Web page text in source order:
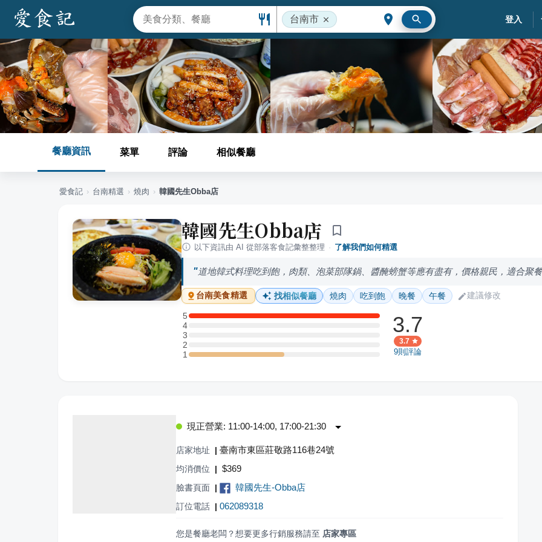
台南市 登入
餐廳資訊 菜單 評論 相似餐廳
愛食記 › 台南精選 › 燒肉 › 韓國先生Obba店
韓國先生Obba店
以下資訊由 AI 從部落客食記彙整整理 · 了解我們如何精選
道地韓式料理吃到飽，肉類、泡菜部隊鍋、醬醃螃蟹等應有盡有，價格親民，適合聚
台南美食精選 找相似餐廳 燒肉 吃到飽 晚餐 午餐 建議修改
5
5 星：2 則評論
4
4 星：0 則評論
3
3 星：0 則評論
2
2 星：0 則評論
11 星：1 則評論
3.7
3.7
9則評論
現正營業: 11:00-14:00, 17:00-21:30
店家地址 | 臺南市東區莊敬路116巷24號
均消價位 | $369
臉書頁面 | 韓國先生-Obba店
訂位電話 | 062089318
您是餐廳老闆？想要更多行銷服務請至 店家專區